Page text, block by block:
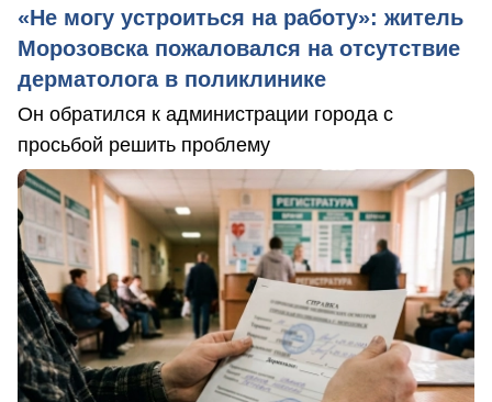
«Не могу устроиться на работу»: житель
Морозовска пожаловался на отсутствие
дерматолога в поликлинике
Он обратился к администрации города с
просьбой решить проблему